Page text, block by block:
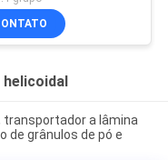
a lâmina
de grânulos de pó e